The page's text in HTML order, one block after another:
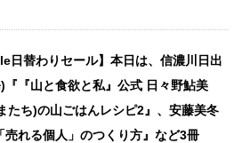
日替わりセール】本日は、信濃川日出
『『山と食欲と私』公式 日々野鮎美
たち)の山ごはんレシピ2』、安藤美冬
売れる個人」のつくり方』など3冊